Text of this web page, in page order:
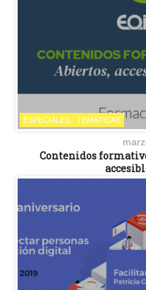
ESPECIALES - TEMÁTICAS
Contenidos